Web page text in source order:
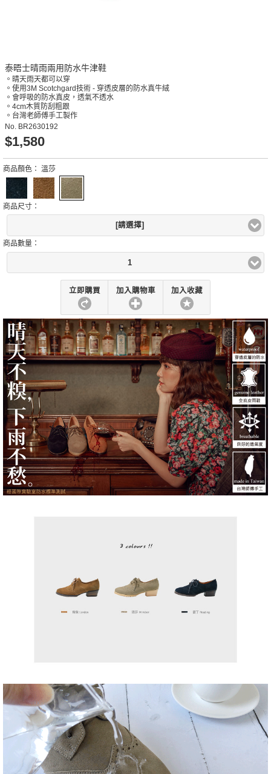
泰晤士晴雨兩用防水牛津鞋
。晴天雨天都可以穿
。使用3M Scotchgard技術 - 穿透皮層的防水真牛絨
。會呼吸的防水真皮，透氣不透水
。4cm木質防刮粗跟
。台灣老師傅手工製作
No. BR2630192
$1,580
商品顏色： 溫莎
商品尺寸：
[請選擇]
商品數量：
1
立即購買 加入購物車 加入收藏